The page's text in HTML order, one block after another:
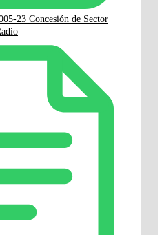
23 Concesión de Sector